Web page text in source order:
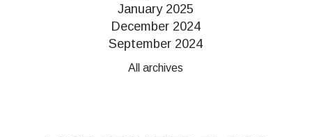
January 2025
December 2024
September 2024
All archives